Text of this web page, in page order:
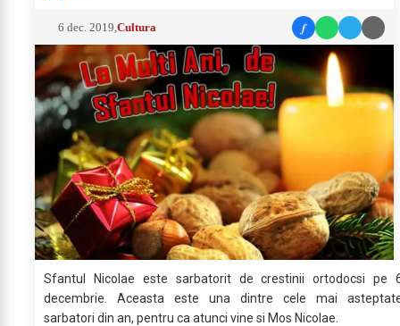
6 dec. 2019 ,Cultura f
Sfantul Nicolae este sarbatorit de crestinii ortodocsi pe
decembrie. Aceasta este una dintre cele mai
sarbatori din an, pentru ca atunci vine si Mos Nicolae.